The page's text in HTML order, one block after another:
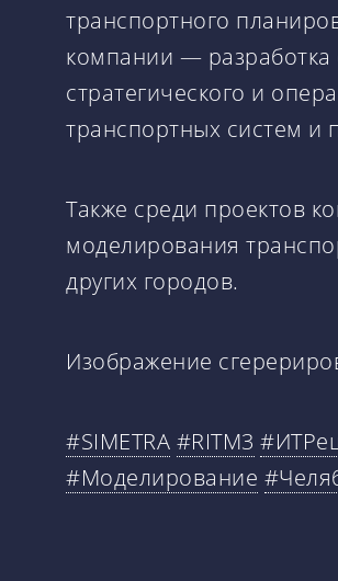
транспортного
компании —
стратегического и
транспортных систем
Также среди проектов
моделирования
других городов.
Изображение
#SIMETRA #RITM3
#Моделирование